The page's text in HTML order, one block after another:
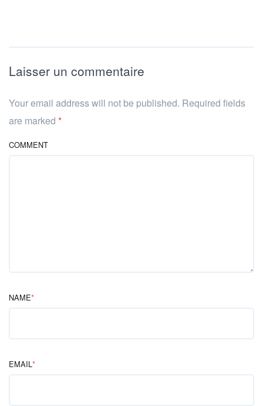
Laisser un commentaire
Your email address will not be published. Required fields
are marked *
COMMENT
NAME*
EMAIL*